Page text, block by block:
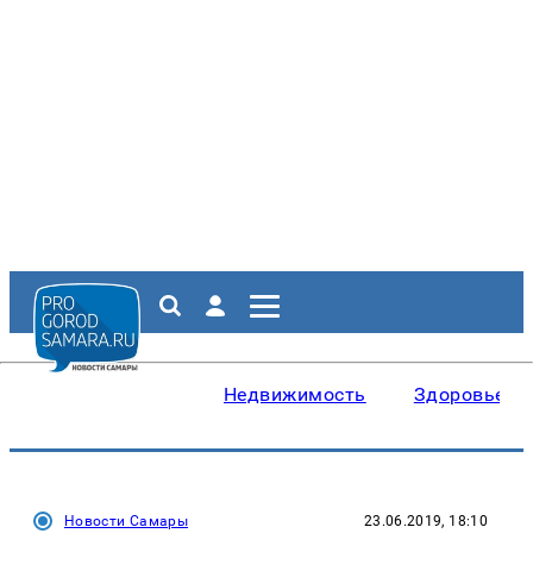
Недвижимость Здоровье
Новости Самары 23.06.2019, 18:10